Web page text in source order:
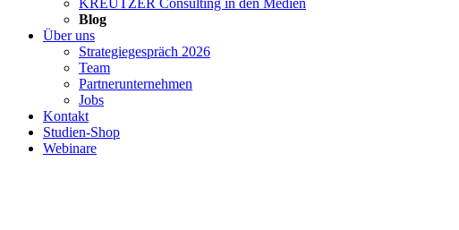
Blog
Über uns
Strategiegespräch 2026
Team
Partnerunternehmen
Jobs
Kontakt
Studien-Shop
Webinare